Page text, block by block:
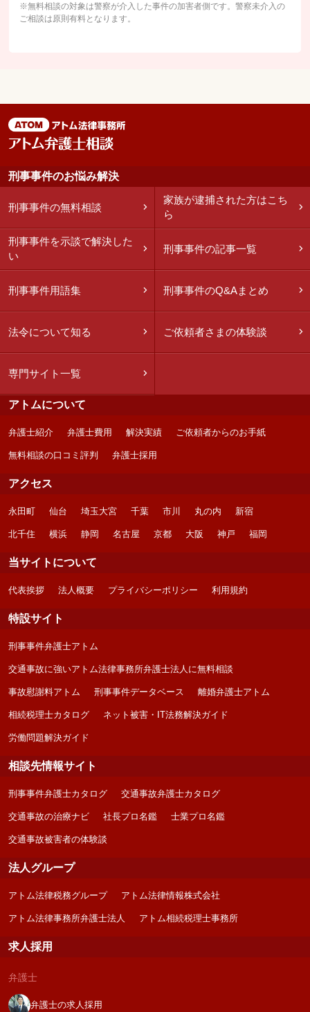
※無料相談の対象は警察が介入した事件の加害者側です。警察未介入の
ご相談は原則有料となります。
刑事事件のお悩み解決
刑事事件の無料相談
家族が逮捕された方はこち
ら
刑事事件を示談で解決した
い
刑事事件の記事一覧
刑事事件用語集 刑事事件のQ&Aまとめ
法令について知る ご依頼者さまの体験談
専門サイト一覧
アトムについて
弁護士紹介 弁護士費用 解決実績 ご依頼者からのお手紙
無料相談の口コミ評判 弁護士採用
アクセス
永田町 仙台 埼玉大宮 千葉 市川 丸の内 新宿
北千住 横浜 静岡 名古屋 京都 大阪 神戸 福岡
当サイトについて
代表挨拶 法人概要 プライバシーポリシー 利用規約
特設サイト
刑事事件弁護士アトム
交通事故に強いアトム法律事務所弁護士法人に無料相談
事故慰謝料アトム 刑事事件データベース 離婚弁護士アトム
相続税理士カタログ ネット被害・IT法務解決ガイド
労働問題解決ガイド
相談先情報サイト
刑事事件弁護士カタログ 交通事故弁護士カタログ
交通事故の治療ナビ 社長プロ名鑑 士業プロ名鑑
交通事故被害者の体験談
法人グループ
アトム法律税務グループ アトム法律情報株式会社
アトム法律事務所弁護士法人 アトム相続税理士事務所
求人採用
弁護士
弁護士の求人採用